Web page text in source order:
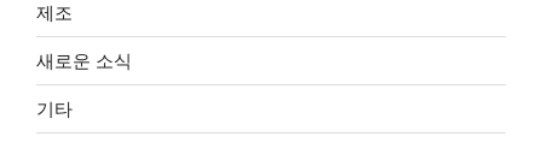
제조
새로운 소식
기타